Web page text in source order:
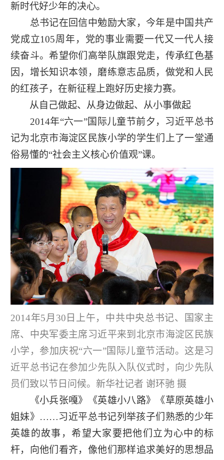
新时代好少年的决心。
总书记在回信中勉励大家，今年是中国共产
党成立105周年，党的事业需要一代又一代人接
续奋斗。希望你们高举队旗跟党走，传承红色基
因，增长知识本领，磨练意志品质，做党和人民
的红孩子，在新征程上跑好历史接力赛。
从自己做起、从身边做起、从小事做起
2014年“六一”国际儿童节前夕，习近平总书
记为北京市海淀区民族小学的学生们上了一堂通
俗易懂的“社会主义核心价值观”课。
2014年5月30日上午，中共中央总书记、国家主
席、中央军委主席习近平来到北京市海淀区民族
小学，参加庆祝“六一”国际儿童节活动。这是习
近平总书记在参加少先队入队仪式时，向少先队
员们致以节日问候。新华社记者 谢环驰 摄
《小兵张嘎》《英雄小八路》《草原英雄小
姐妹》……习近平总书记列举孩子们熟悉的少年
英雄的故事，希望大家要把他们立为心中的标
杆，向他们看齐，像他们那样追求美好的思想品